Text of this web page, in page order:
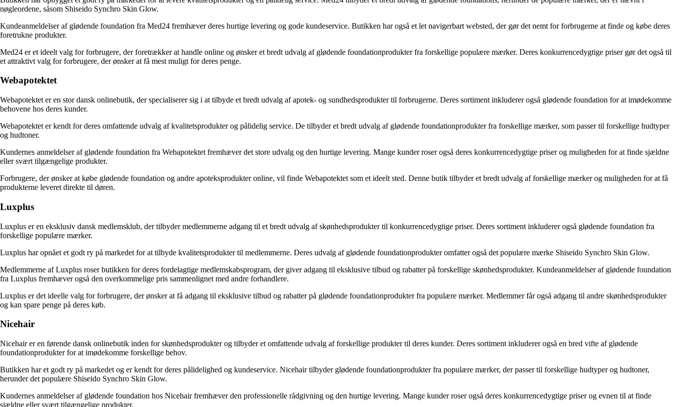
nøgleordene, såsom Shiseido Synchro Skin Glow.
Kundeanmeldelser af glødende foundation fra Med24 fremhæver deres hurtige levering og gode kundeservice. Butikken har også et let navigerbart websted, der gør det nemt for forbrugerne at finde og købe deres
foretrukne produkter.
Med24 er et ideelt valg for forbrugere, der foretrækker at handle online og ønsker et bredt udvalg af glødende foundationprodukter fra forskellige populære mærker. Deres konkurrencedygtige priser gør det også til
et attraktivt valg for forbrugere, der ønsker at få mest muligt for deres penge.
Webapotektet
Webapotektet er en stor dansk onlinebutik, der specialiserer sig i at tilbyde et bredt udvalg af apotek- og sundhedsprodukter til forbrugerne. Deres sortiment inkluderer også glødende foundation for at imødekomme
behovene hos deres kunder.
Webapotektet er kendt for deres omfattende udvalg af kvalitetsprodukter og pålidelig service. De tilbyder et bredt udvalg af glødende foundationprodukter fra forskellige mærker, som passer til forskellige hudtyper
og hudtoner.
Kundernes anmeldelser af glødende foundation fra Webapotektet fremhæver det store udvalg og den hurtige levering. Mange kunder roser også deres konkurrencedygtige priser og muligheden for at finde sjældne
eller svært tilgængelige produkter.
Forbrugere, der ønsker at købe glødende foundation og andre apoteksprodukter online, vil finde Webapotektet som et ideelt sted. Denne butik tilbyder et bredt udvalg af forskellige mærker og muligheden for at få
produkterne leveret direkte til døren.
Luxplus
Luxplus er en eksklusiv dansk medlemsklub, der tilbyder medlemmerne adgang til et bredt udvalg af skønhedsprodukter til konkurrencedygtige priser. Deres sortiment inkluderer også glødende foundation fra
forskellige populære mærker.
Luxplus har opnået et godt ry på markedet for at tilbyde kvalitetsprodukter til medlemmerne. Deres udvalg af glødende foundationprodukter omfatter også det populære mærke Shiseido Synchro Skin Glow.
Medlemmerne af Luxplus roser butikken for deres fordelagtige medlemskabsprogram, der giver adgang til eksklusive tilbud og rabatter på forskellige skønhedsprodukter. Kundeanmeldelser af glødende foundation
fra Luxplus fremhæver også den overkommelige pris sammenlignet med andre forhandlere.
Luxplus er det ideelle valg for forbrugere, der ønsker at få adgang til eksklusive tilbud og rabatter på glødende foundationprodukter fra populære mærker. Medlemmer får også adgang til andre skønhedsprodukter
og kan spare penge på deres køb.
Nicehair
Nicehair er en førende dansk onlinebutik inden for skønhedsprodukter og tilbyder et omfattende udvalg af forskellige produkter til deres kunder. Deres sortiment inkluderer også en bred vifte af glødende
foundationprodukter for at imødekomme forskellige behov.
Butikken har et godt ry på markedet og er kendt for deres pålidelighed og kundeservice. Nicehair tilbyder glødende foundationprodukter fra populære mærker, der passer til forskellige hudtyper og hudtoner,
herunder det populære Shiseido Synchro Skin Glow.
Kundernes anmeldelser af glødende foundation hos Nicehair fremhæver den professionelle rådgivning og den hurtige levering. Mange kunder roser også deres konkurrencedygtige priser og evnen til at finde
sjældne eller svært tilgængelige produkter.